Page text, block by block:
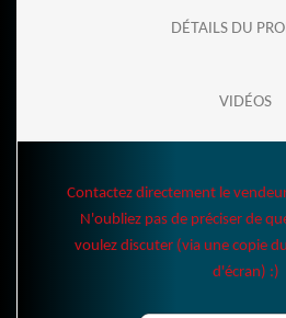
DÉTAILS DU
VIDÉOS
Contactez directement le
N'oubliez pas de préciser de
voulez discuter (via une copie
d'écran) :)